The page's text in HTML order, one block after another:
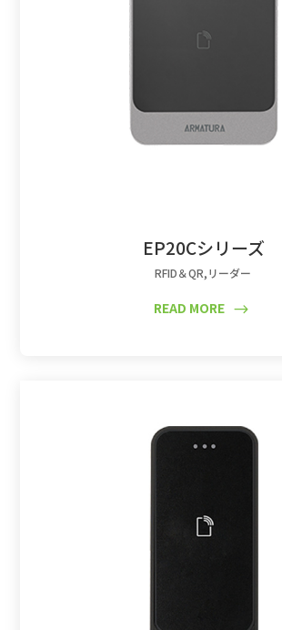
EP20Cシリーズ
RFID＆QR,リーダー
READ MORE $